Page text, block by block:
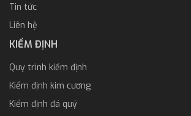
Tin tức
Liên hệ
KIỂM ĐỊNH
Quy trình kiểm định
Kiểm định kim cương
Kiểm định đá quý